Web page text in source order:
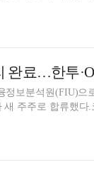
완료…한투
정보분석원(FIU)으
주주로 합류했다.